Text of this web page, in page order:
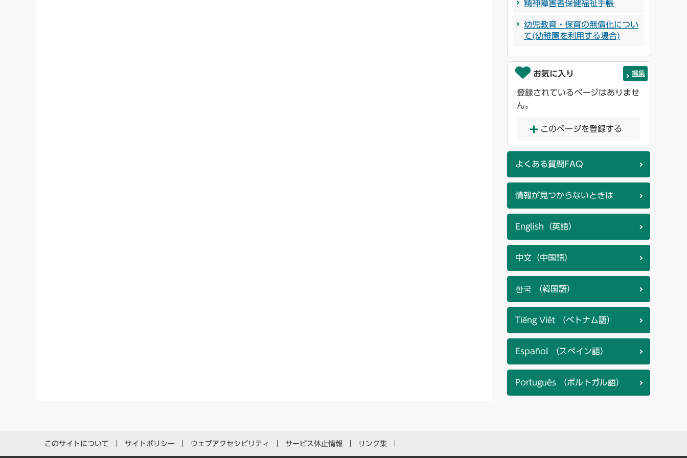
精神障害者保健福祉手帳
幼児教育・保育の無償化につい
て(幼稚園を利用する場合)
お気に入り 編集
登録されているページはありませ
ん。
このページを登録する
よくある質問FAQ
情報が見つからないときは
English（英語）
中文（中国語）
한국 （韓国語）
Tiếng Việt （ベトナム語）
Español （スペイン語）
Português （ポルトガル語）
このサイトについて サイトポリシー ウェブアクセシビリティ サービス休止情報 リンク集